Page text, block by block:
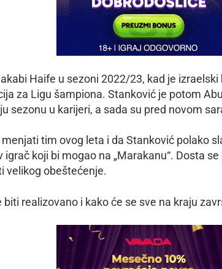
Haife u sezoni 2022/23, kad je
za Ligu šampiona. Stanković je potom
sezonu u karijeri, a sada su pred novom
tim ovog leta i da Stanković polako
koji bi mogao na „Marakanu“. Dosta
velikog obeštećenje.
biti realizovano i kako će se sve na kraju